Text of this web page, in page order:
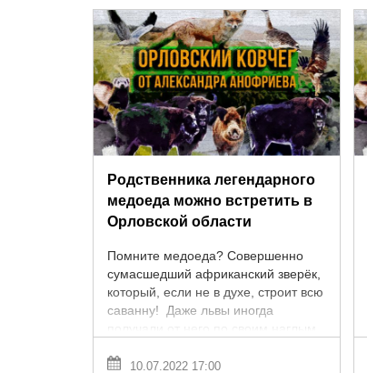
Родственника легендарного
медоеда можно встретить в
Орловской области
Помните медоеда? Совершенно
сумасшедший африканский зверёк,
который, если не в духе, строит всю
саванну! Даже львы иногда
двоюродный брат ...
10.07.2022 17:00